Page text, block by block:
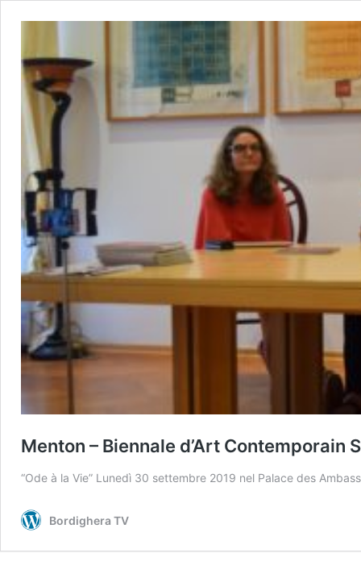
Menton – Biennale d’Art Contemporain
“Ode à la Vie” Lunedì 30 settembre 2019 nel Palace des
Bordighera TV